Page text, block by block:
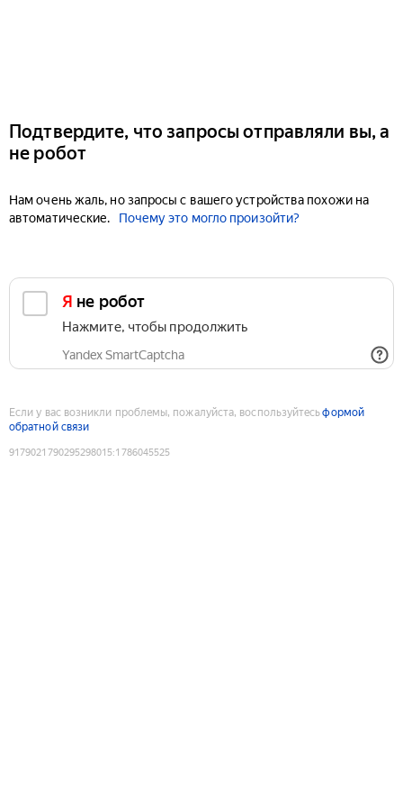
Подтвердите, что запросы отправляли вы, а
не робот
Нам очень жаль, но запросы с вашего устройства похожи на
автоматические.
Почему это могло произойти?
Я не робот
Нажмите, чтобы продолжить
Yandex SmartCaptcha
Если у вас возникли проблемы, пожалуйста, воспользуйтесьформой
обратной связи
9179021790295298015:1786045525